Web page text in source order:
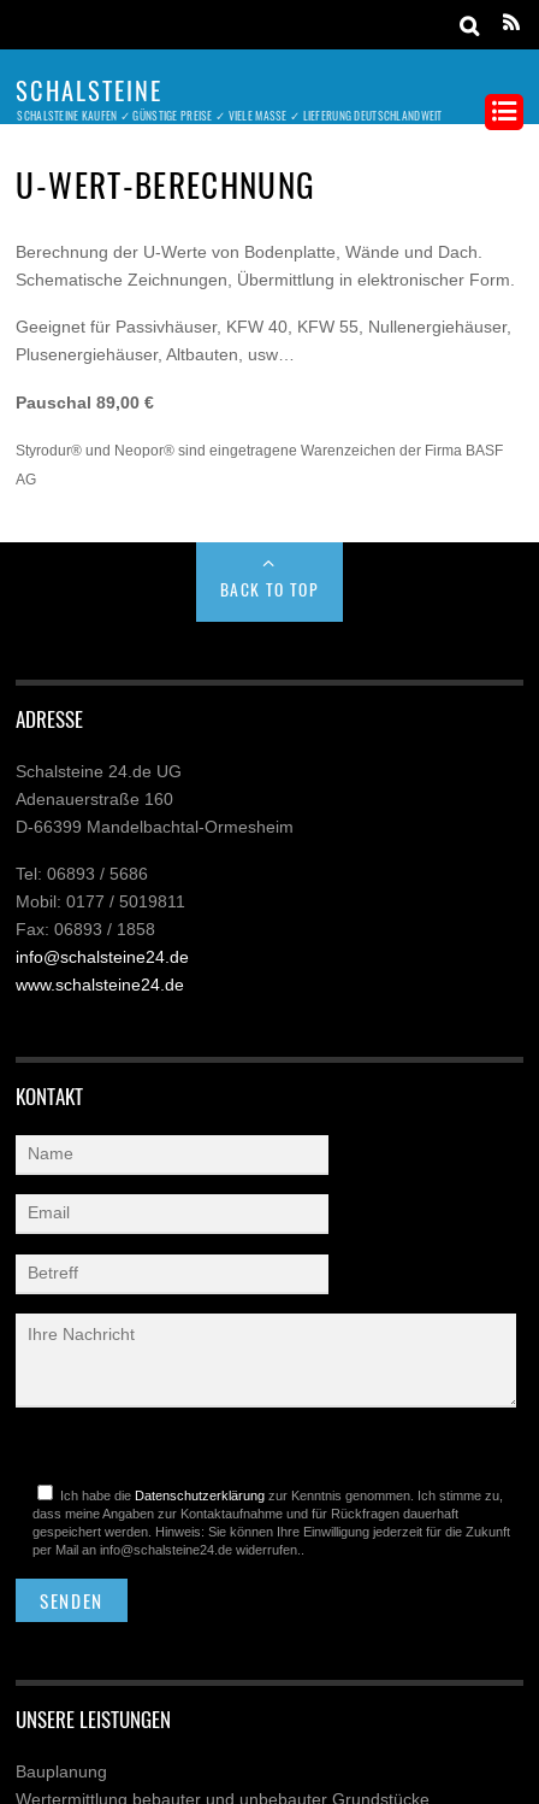
SCHALSTEINE
SCHALSTEINE KAUFEN ✓ GÜNSTIGE PREISE ✓ VIELE MASSE ✓ LIEFERUNG DEUTSCHLANDWEIT
U-WERT-BERECHNUNG
Berechnung der U-Werte von Bodenplatte, Wände und Dach.
Schematische Zeichnungen, Übermittlung in elektronischer Form.
Geeignet für Passivhäuser, KFW 40, KFW 55, Nullenergiehäuser,
Plusenergiehäuser, Altbauten, usw…
Pauschal 89,00 €
Styrodur® und Neopor® sind eingetragene Warenzeichen der Firma BASF
AG
BACK TO TOP
ADRESSE
Schalsteine 24.de UG
Adenauerstraße 160
D-66399 Mandelbachtal-Ormesheim
Tel: 06893 / 5686
Mobil: 0177 / 5019811
Fax: 06893 / 1858
info@schalsteine24.de
www.schalsteine24.de
KONTAKT
Ich habe die Datenschutzerklärung zur Kenntnis genommen. Ich stimme zu,
dass meine Angaben zur Kontaktaufnahme und für Rückfragen dauerhaft
gespeichert werden. Hinweis: Sie können Ihre Einwilligung jederzeit für die Zukunft
per Mail an info@schalsteine24.de widerrufen..
UNSERE LEISTUNGEN
Bauplanung
Wertermittlung bebauter und unbebauter Grundstücke